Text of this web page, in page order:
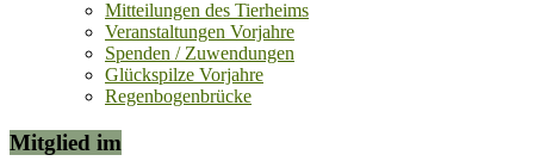
Mitteilungen des Tierheims
Veranstaltungen Vorjahre
Spenden / Zuwendungen
Glückspilze Vorjahre
Regenbogenbrücke
Mitglied im